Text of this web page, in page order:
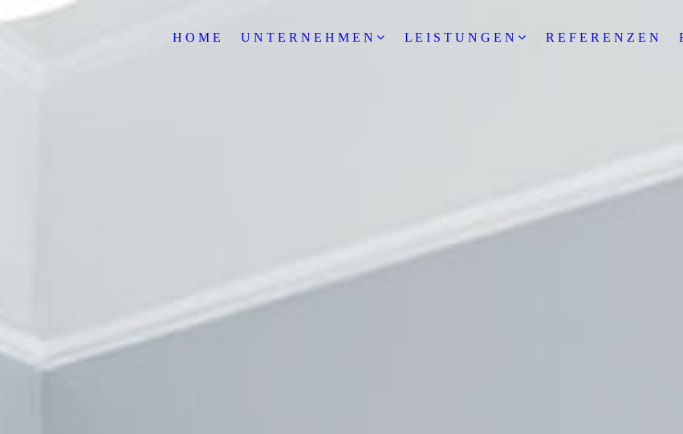
H O M E U N T E R N E H M E N L E I S T U N G E N R E F E R E N Z E N